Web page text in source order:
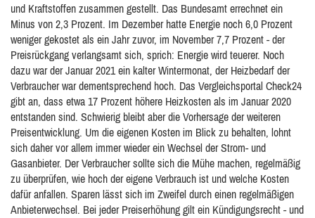
und Kraftstoffen zusammen gestellt. Das Bundesamt errechnet ein
Minus von 2,3 Prozent. Im Dezember hatte Energie noch 6,0 Prozent
weniger gekostet als ein Jahr zuvor, im November 7,7 Prozent - der
Preisrückgang verlangsamt sich, sprich: Energie wird teuerer. Noch
dazu war der Januar 2021 ein kalter Wintermonat, der Heizbedarf der
Verbraucher war dementsprechend hoch. Das Vergleichsportal Check24
gibt an, dass etwa 17 Prozent höhere Heizkosten als im Januar 2020
entstanden sind. Schwierig bleibt aber die Vorhersage der weiteren
Preisentwicklung. Um die eigenen Kosten im Blick zu behalten, lohnt
sich daher vor allem immer wieder ein Wechsel der Strom- und
Gasanbieter. Der Verbraucher sollte sich die Mühe machen, regelmäßig
zu überprüfen, wie hoch der eigene Verbrauch ist und welche Kosten
dafür anfallen. Sparen lässt sich im Zweifel durch einen regelmäßigen
Anbieterwechsel. Bei jeder Preiserhöhung gilt ein Kündigungsrecht - und